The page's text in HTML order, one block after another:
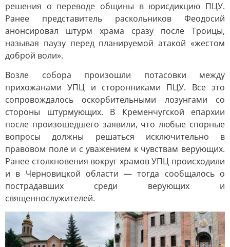
решения о переводе общины в юрисдикцию ПЦУ.
Ранее представитель раскольников Феодосий
анонсировал штурм храма сразу после Троицы,
называя паузу перед планируемой атакой «жестом
доброй воли».
Возле собора произошли потасовки между
прихожанами УПЦ и сторонниками ПЦУ. Все это
сопровождалось оскорбительными лозунгами со
стороны штурмующих. В Кременчугской епархии
после произошедшего заявили, что любые спорные
вопросы должны решаться исключительно в
правовом поле и с уважением к чувствам верующих.
Ранее столкновения вокруг храмов УПЦ происходили
и в Черновицкой области — тогда сообщалось о
пострадавших среди верующих и
священнослужителей.